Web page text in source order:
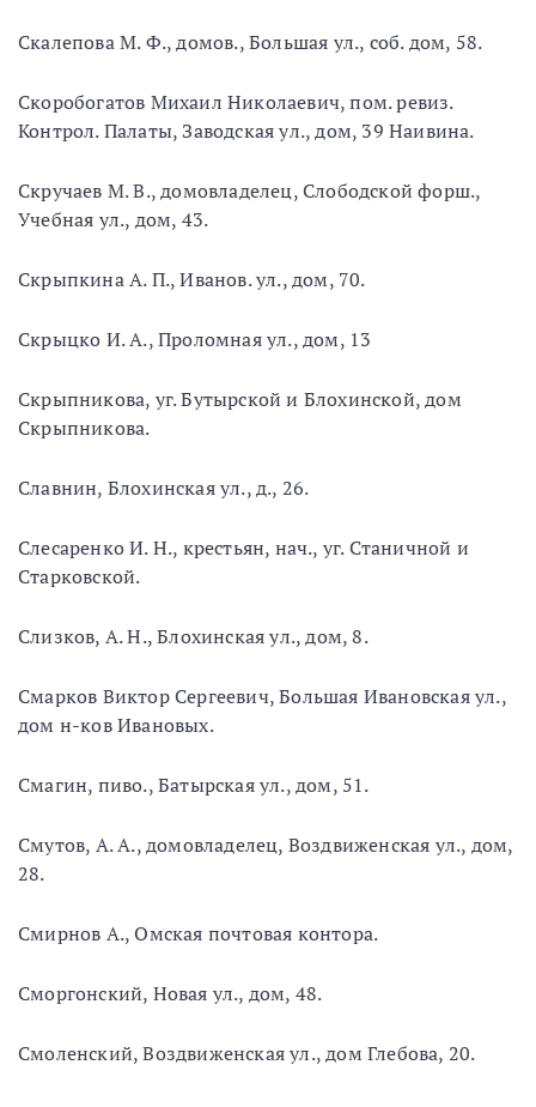
Скалепова М. Ф., домов., Большая ул., соб. дом, 58.
Скоробогатов Михаил Николаевич, пом. ревиз.
Контрол. Палаты, Заводская ул., дом, 39 Наивина.
Скручаев М. В., домовладелец, Слободской форш.,
Учебная ул., дом, 43.
Скрыпкина А. П., Иванов. ул., дом, 70.
Скрыцко И. А., Проломная ул., дом, 13
Скрыпникова, уг. Бутырской и Блохинской, дом
Скрыпникова.
Славнин, Блохинская ул., д., 26.
Слесаренко И. Н., крестьян, нач., уг. Станичной и
Старковской.
Слизков, А. Н., Блохинская ул., дом, 8.
Смарков Виктор Сергеевич, Большая Ивановская ул.,
дом н-ков Ивановых.
Смагин, пиво., Батырская ул., дом, 51.
Смутов, А. А., домовладелец, Воздвиженская ул., дом,
28.
Смирнов А., Омская почтовая контора.
Сморгонский, Новая ул., дом, 48.
Смоленский, Воздвиженская ул., дом Глебова, 20.